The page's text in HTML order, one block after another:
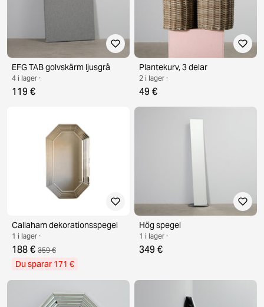
EFG TAB golvskärm ljusgrå
4 i lager ·
119 €
Plantekurv, 3 delar
2 i lager ·
49 €
Callaham dekorationsspegel
1 i lager ·
188 € 359 €
Du sparar 171 €
Hög spegel
1 i lager ·
349 €